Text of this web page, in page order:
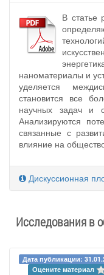
В статье
наноматериалы и
уделяется
становится все
научных задач и
Анализируются
связанные с
влияние на
Дискуссионная
Исследования в
Дата публикации:
Оцените материал